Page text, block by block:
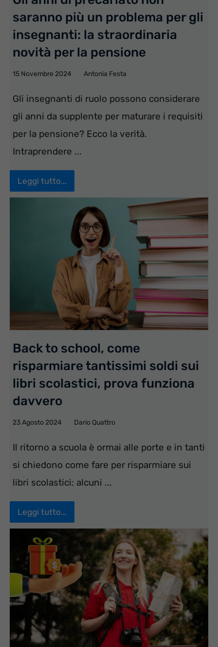
saranno più un problema per gli
insegnanti: la straordinaria
novità per la pensione
15 Novembre 2024 Antonia Festa
Gli insegnanti di ruolo possono considerare
gli anni da supplente per maturare i requisiti
per la pensione? Ecco la verità.
Intraprendere ...
Leggi tutto...
Back to school, come
risparmiare tantissimi soldi sui
libri scolastici, prova funziona
davvero
23 Agosto 2024 Dario Quattro
Il ritorno a scuola è ormai alle porte e in tanti
si chiedono come fare per risparmiare sui
libri scolastici: alcuni ...
Leggi tutto...